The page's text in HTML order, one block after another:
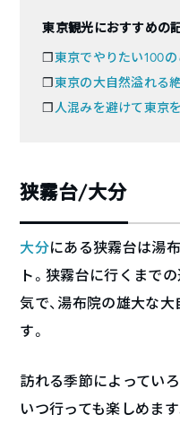
東京観光におすすめの
❐東京でやりたい100の
❐東京の大自然溢れる
❐人混みを避けて東京
狭霧台/大分
大分にある狭霧台は湯
ト。狭霧台に行くまで
気で、湯布院の雄大な
す。
訪れる季節によってい
いつ行っても楽しめま